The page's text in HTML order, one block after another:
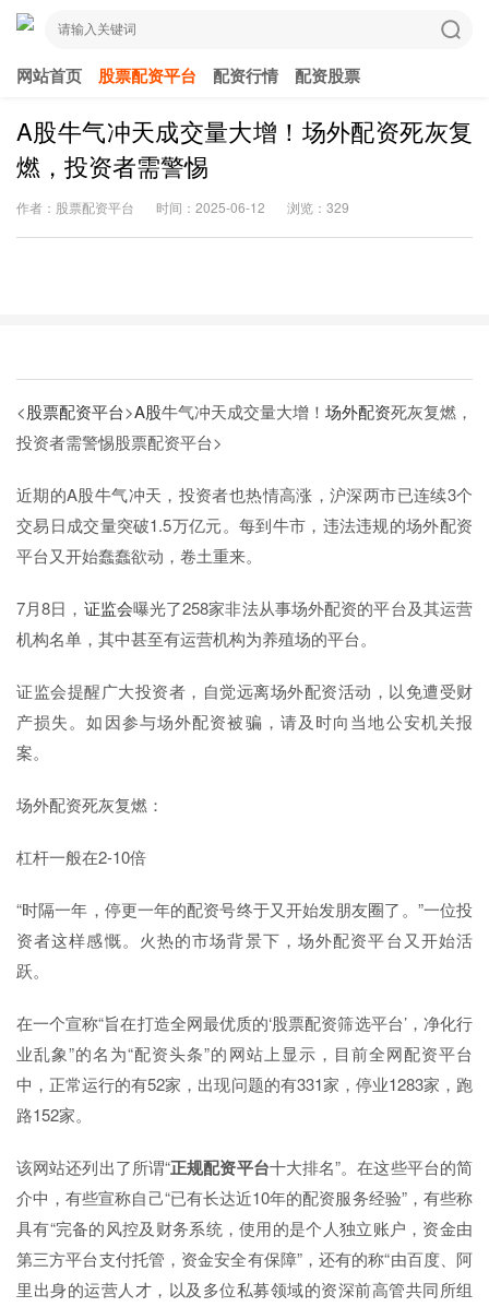
网站首页 股票配资平台 配资行情 配资股票
A股牛气冲天成交量大增！场外配资死灰复
燃，投资者需警惕
作者：股票配资平台 时间：2025-06-12 浏览：329
<股票配资平台>A股牛气冲天成交量大增！ 场外配资死灰复燃，
投资者需警惕股票配资平台>
近期的A股牛气冲天，投资者也热情高涨，沪深两市已连续3个
交易日成交量突破1.5万亿元。每到牛市，违法违规的场外配资
平台又开始蠢蠢欲动，卷土重来。
7月8日， 证监会曝光了258家非法从事场外配资的平台及其运营
机构名单，其中甚至有运营机构为养殖场的平台。
证监会提醒广大投资者，自觉远离场外配资活动，以免遭受财
产损失。如因参与场外配资被骗，请及时向当地公安机关报
案。
场外配资死灰复燃：
杠杆一般在2-10倍
“时隔一年，停更一年的配资号终于又开始发朋友圈了。”一位投
资者这样感慨。火热的市场背景下，场外配资平台又开始活
跃。
在一个宣称“旨在打造全网最优质的‘股票配资筛选平台’，净化行
业乱象”的名为“配资头条”的网站上显示，目前全网配资平台
中，正常运行的有52家，出现问题的有331家，停业1283家，跑
路152家。
该网站还列出了所谓“正规配资平台十大排名”。在这些平台的简
介中，有些宣称自己“已有长达近10年的配资服务经验”，有些称
具有“完备的风控及财务系统，使用的是个人独立账户，资金由
第三方平台支付托管，资金安全有保障”，还有的称“由百度、阿
里出身的运营人才，以及多位私募领域的资深前高管共同所组